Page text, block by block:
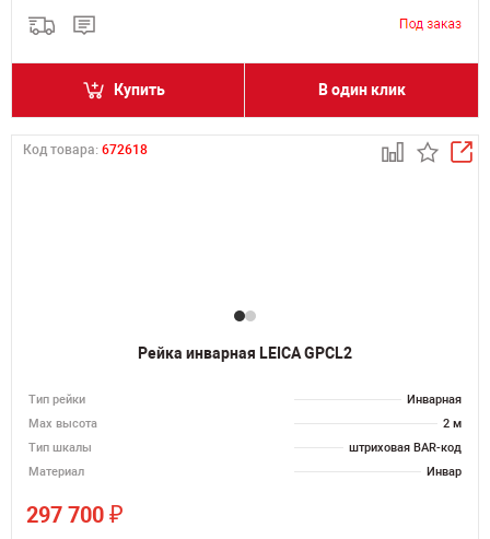
Купить В один клик
Код товара: 672618
Рейка инварная LEICA GPCL2
Тип рейки
Инварная
Мах высота
2 м
Тип шкалы
штриховая BAR-код
Материал
Инвар
297 700 ₽